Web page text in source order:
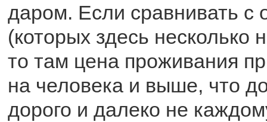
даром. Если сравнивать с
(которых здесь несколько
то там цена проживания
на человека и выше, что
дорого и далеко не